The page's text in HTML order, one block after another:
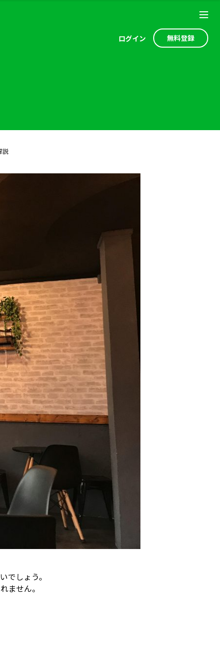
ログイン 無料登録
説
しょう。
ません。